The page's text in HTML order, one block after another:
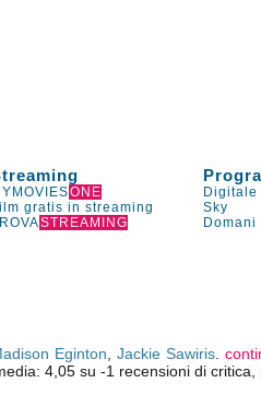
ONE Digitale
gratis in streaming Sky
STREAMING Domani
Eginton Jackie Sawiris .
4,05 su -1 recensioni di critica,